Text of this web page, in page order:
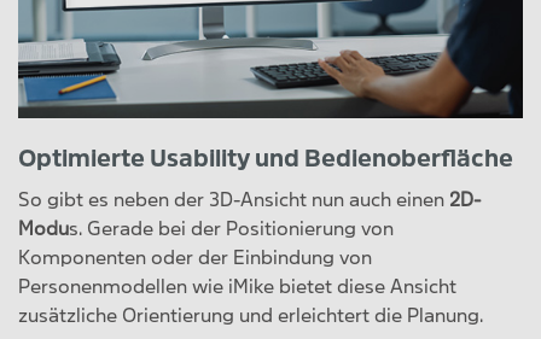
Optimierte Usability und Bedienoberfläche
So gibt es neben der 3D-Ansicht nun auch einen 2D-
Modus. Gerade bei der Positionierung von
Komponenten oder der Einbindung von
Personenmodellen wie iMike bietet diese Ansicht
zusätzliche Orientierung und erleichtert die Planung.